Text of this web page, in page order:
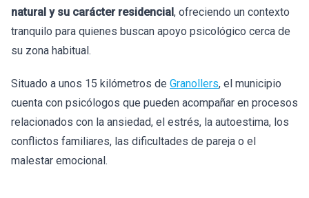
natural y su carácter residencial, ofreciendo un contexto
tranquilo para quienes buscan apoyo psicológico cerca de
su zona habitual.
Situado a unos 15 kilómetros de Granollers, el municipio
cuenta con psicólogos que pueden acompañar en procesos
relacionados con la ansiedad, el estrés, la autoestima, los
conflictos familiares, las dificultades de pareja o el
malestar emocional.